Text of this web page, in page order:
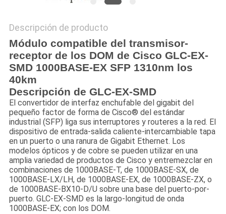
Descripción de producto
Módulo compatible del transmisor-
receptor de los DOM de Cisco GLC-EX-
SMD 1000BASE-EX SFP 1310nm los
40km
Descripción de GLC-EX-SMD
El convertidor de interfaz enchufable del gigabit del
pequeño factor de forma de Cisco® del estándar
industrial (SFP) liga sus interruptores y routeres a la red. El
dispositivo de entrada-salida caliente-intercambiable tapa
en un puerto o una ranura de Gigabit Ethernet. Los
modelos ópticos y de cobre se pueden utilizar en una
amplia variedad de productos de Cisco y entremezclar en
combinaciones de 1000BASE-T, de 1000BASE-SX, de
1000BASE-LX/LH, de 1000BASE-EX, de 1000BASE-ZX, o
de 1000BASE-BX10-D/U sobre una base del puerto-por-
puerto. GLC-EX-SMD es la largo-longitud de onda
1000BASE-EX; con los DOM.